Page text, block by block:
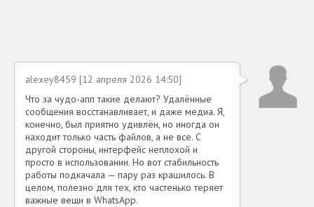
alexey8459 [12 апреля 2026 14:50]
Что за чудо-апп такие делают? Удалённые
сообщения восстанавливает, и даже медиа. Я,
конечно, был приятно удивлён, но иногда он
находит только часть файлов, а не все. С
другой стороны, интерфейс неплохой и
просто в использовании. Но вот стабильность
работы подкачала — пару раз крашилось. В
целом, полезно для тех, кто частенько теряет
важные вещи в WhatsApp.